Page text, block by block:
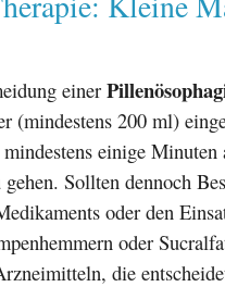
einer
(mindestens 200 ml)
einige
Sollten dennoch
oder den
oder
die